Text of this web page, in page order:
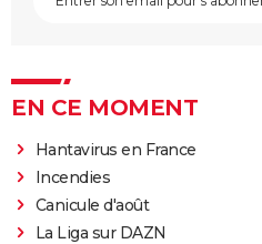
EN CE MOMENT
Hantavirus en France
Incendies
Canicule d'août
La Liga sur DAZN